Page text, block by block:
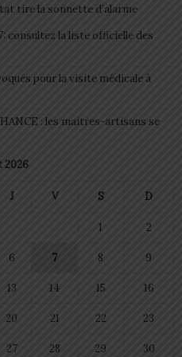
tire la sonnette d’alarme
consultez la liste officielle des
pour la visite médicale à
: les maitres-artisans se
2026
J V S D
1 2
6 7 8 9
13 14 15 16
20 21 22 23
27 28 29 30